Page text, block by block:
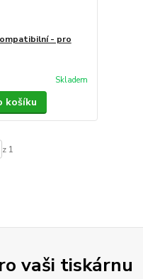
- pro
Skladem
košíku
z 1
vaši tiskárnu